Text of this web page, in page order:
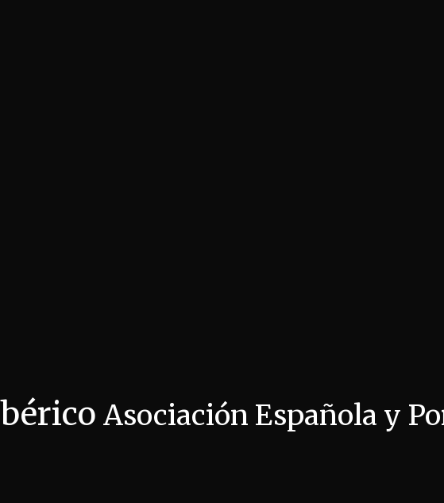
Asociación Española y
ibérico
cónclave ibérico, incluyendo información
y fechas clave. Los jugadores tienen la
la que se celebren; a cada jugador se le
jornada de otra liga que no sea la suya.